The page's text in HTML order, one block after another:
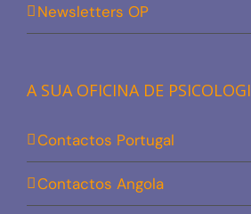
Newsletters OP
A SUA OFICINA DE
Contactos Portugal
Contactos Angola